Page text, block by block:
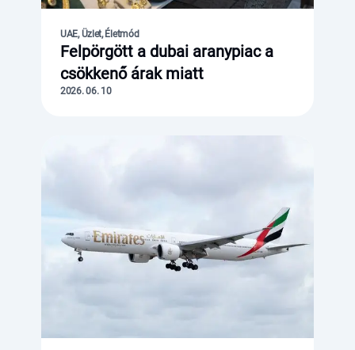
UAE, Üzlet, Életmód
Felpörgött a dubai aranypiac a
csökkenő árak miatt
2026. 06. 10